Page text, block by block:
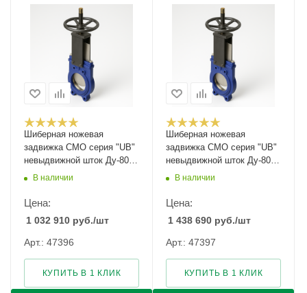
Шиберная ножевая
задвижка CMO серия "UB"
невыдвижной шток Ду-80
Ру-10
В наличии
Цена:
1 032 910 руб./шт
Арт.: 47396
КУПИТЬ В 1 КЛИК
Шиберная ножевая
задвижка CMO серия "UB"
невыдвижной шток Ду-800
Ру-2В наличии
Цена:
1 438 690 руб./шт
Арт.: 47397
КУПИТЬ В 1 КЛИК